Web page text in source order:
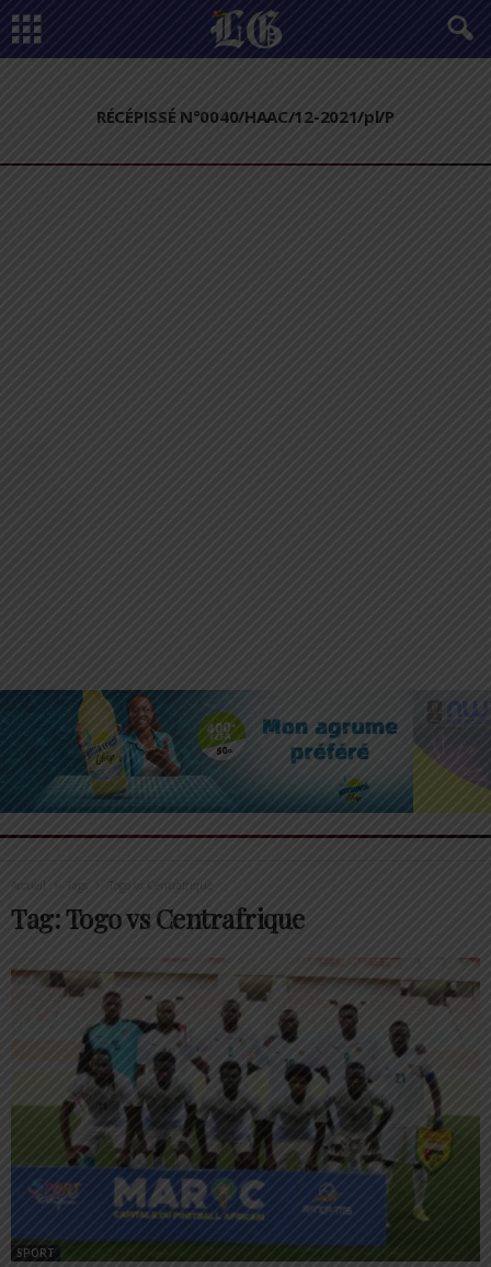
RÉCÉPISSÉ N°0040/HAAC/12-2021/pl/P
Tags Togo vs Centrafrique
Tag: Togo vs Centrafrique
SPORT